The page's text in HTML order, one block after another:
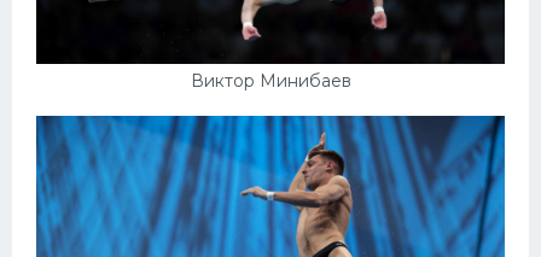
Виктор Минибаев